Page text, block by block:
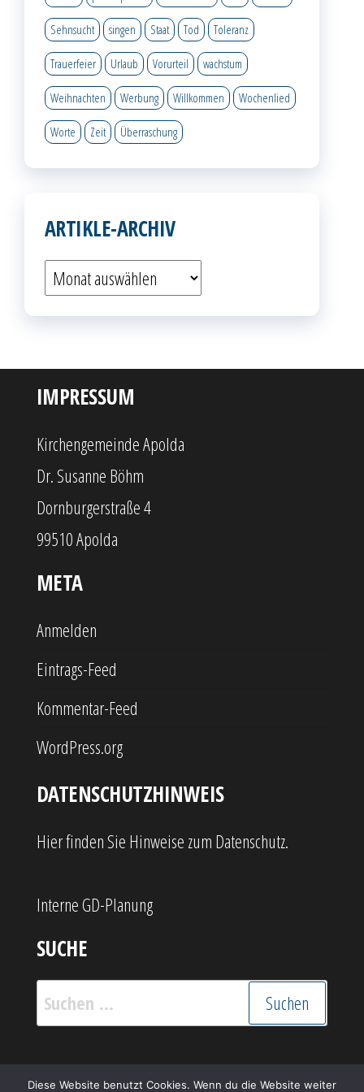
Sehnsucht singen Staat Tod Toleranz
Trauerfeier Urlaub Vorurteil wachstum
Weihnachten Werbung Willkommen Wochenlied
Worte Zeit Überraschung
ARTIKLE-ARCHIV
Artikle-
IMPRESSUM
Kirchengemeinde Apolda
Dr. Susanne Böhm
Dornburgerstraße 4
99510 Apolda
META
Anmelden
Eintrags-Feed
Kommentar-Feed
WordPress.org
DATENSCHUTZHINWEIS
Hier finden Sie Hinweise zum Datenschutz.
Interne GD-Planung
SUCHE
Suchen
nach:
Stolz präsentiert vonWordPress |Theme:Popularis
Diese Website benutzt Cookies. Wenn du die Website weiter